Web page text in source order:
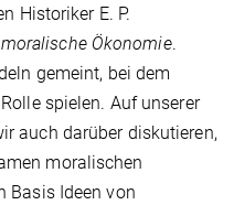
Historiker E. P.
moralische Ökonomie.
gemeint, bei dem
spielen. Auf unserer
auch darüber diskutieren,
moralischen
Basis Ideen von